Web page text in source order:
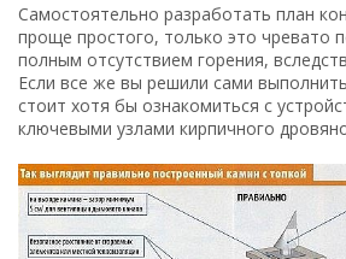
Самостоятельно разработать план
проще простого, только это чревато
полным отсутствием горения,
Если все же вы решили сами
стоит хотя бы ознакомиться с
ключевыми узлами кирпичного